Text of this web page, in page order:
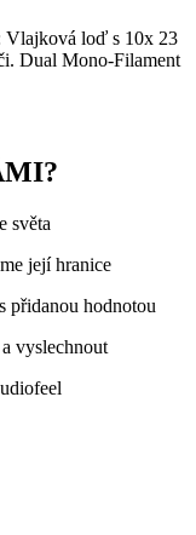
Vlajková loď s 10x 23
Dual Mono-Filament
světa
její hranice
přidanou hodnotou
vyslechnout